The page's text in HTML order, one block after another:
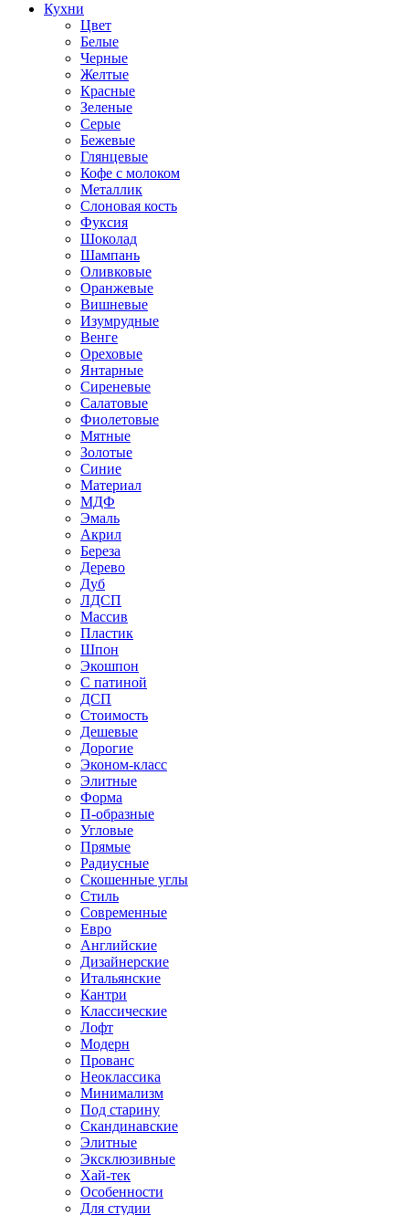
Кухни
Цвет
Белые
Черные
Желтые
Красные
Зеленые
Серые
Бежевые
Глянцевые
Кофе с молоком
Металлик
Слоновая кость
Фуксия
Шоколад
Шампань
Оливковые
Оранжевые
Вишневые
Изумрудные
Венге
Ореховые
Янтарные
Сиреневые
Салатовые
Фиолетовые
Мятные
Золотые
Синие
Материал
МДФ
Эмаль
Акрил
Береза
Дерево
Дуб
ЛДСП
Массив
Пластик
Шпон
Экошпон
С патиной
ДСП
Стоимость
Дешевые
Дорогие
Эконом-класс
Элитные
Форма
П-образные
Угловые
Прямые
Радиусные
Скошенные углы
Стиль
Современные
Евро
Английские
Дизайнерские
Итальянские
Кантри
Классические
Лофт
Модерн
Прованс
Неоклассика
Минимализм
Под старину
Скандинавские
Элитные
Эксклюзивные
Хай-тек
Особенности
Для студии